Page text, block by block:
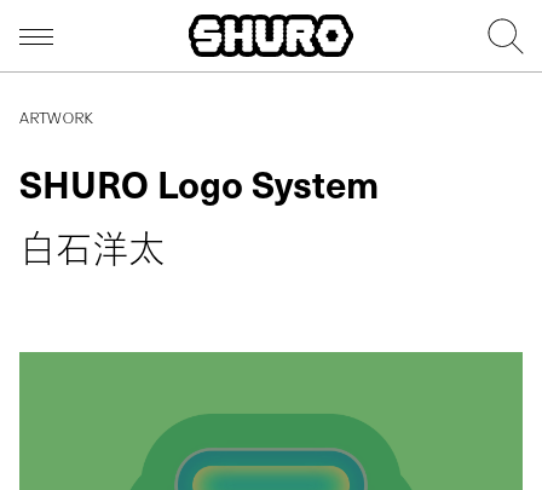
ARTWORK
SHURO Logo System
白石洋太